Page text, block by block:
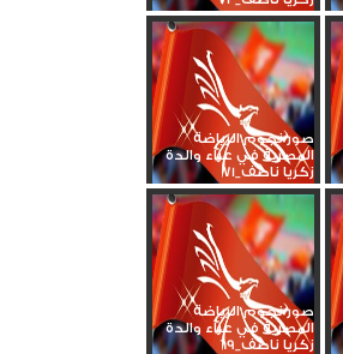
صور نجوم الرياضة
المصرية في عزاء والدة
زكريا ناصف_71
صور نجوم الرياضة
المصرية في عزاء والدة
زكريا ناصف_69